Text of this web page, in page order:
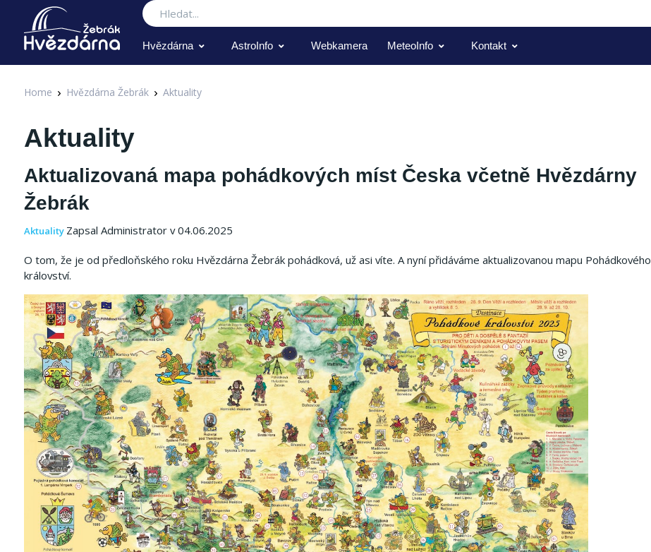
Hledat
Hvězdárna AstroInfo Webkamera MeteoInfo Kontakt
Home Hvězdárna Žebrák Aktuality
Aktuality
Aktualizovaná mapa pohádkových míst Česka včetně Hvězdárny
Žebrák
Aktuality Zapsal Administrator v 04.06.2025
O tom, že je od předloňského roku Hvězdárna Žebrák pohádková, už asi víte. A nyní přidáváme aktualizovanou mapu Pohádkového
království.